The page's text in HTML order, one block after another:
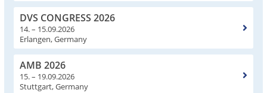
DVS CONGRESS 2026
14. – 15.09.2026
Erlangen, Germany
AMB 2026
15. – 19.09.2026
Stuttgart, Germany